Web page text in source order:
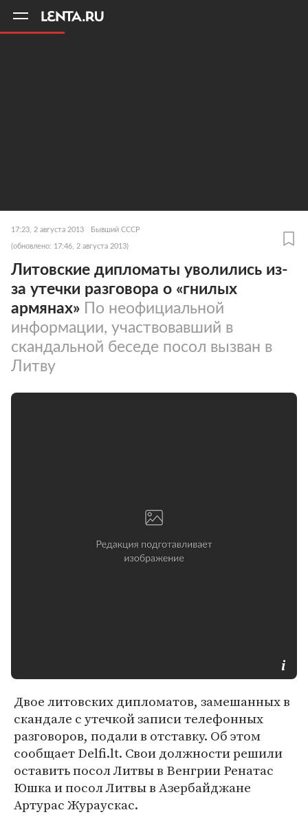
17:23, 2 августа 2013 Бывший СССР
(обновлено: 17:46, 2 августа 2013)
Литовские дипломаты уволились из-
за утечки разговора о «гнилых
армянах» По неофициальной
информации, участвовавший в
скандальной беседе посол вызван в
Литву
Двое литовских дипломатов, замешанных в
скандале с утечкой записи телефонных
разговоров, подали в отставку. Об этом
сообщает Delfi.lt. Свои должности решили
оставить посол Литвы в Венгрии Ренатас
Юшка и посол Литвы в Азербайджане
Артурас Жураускас.